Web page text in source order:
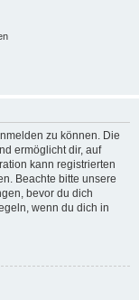
zu können. Die
ermöglicht dir, auf
kann registrierten
Beachte bitte unsere
bevor du dich
wenn du dich in